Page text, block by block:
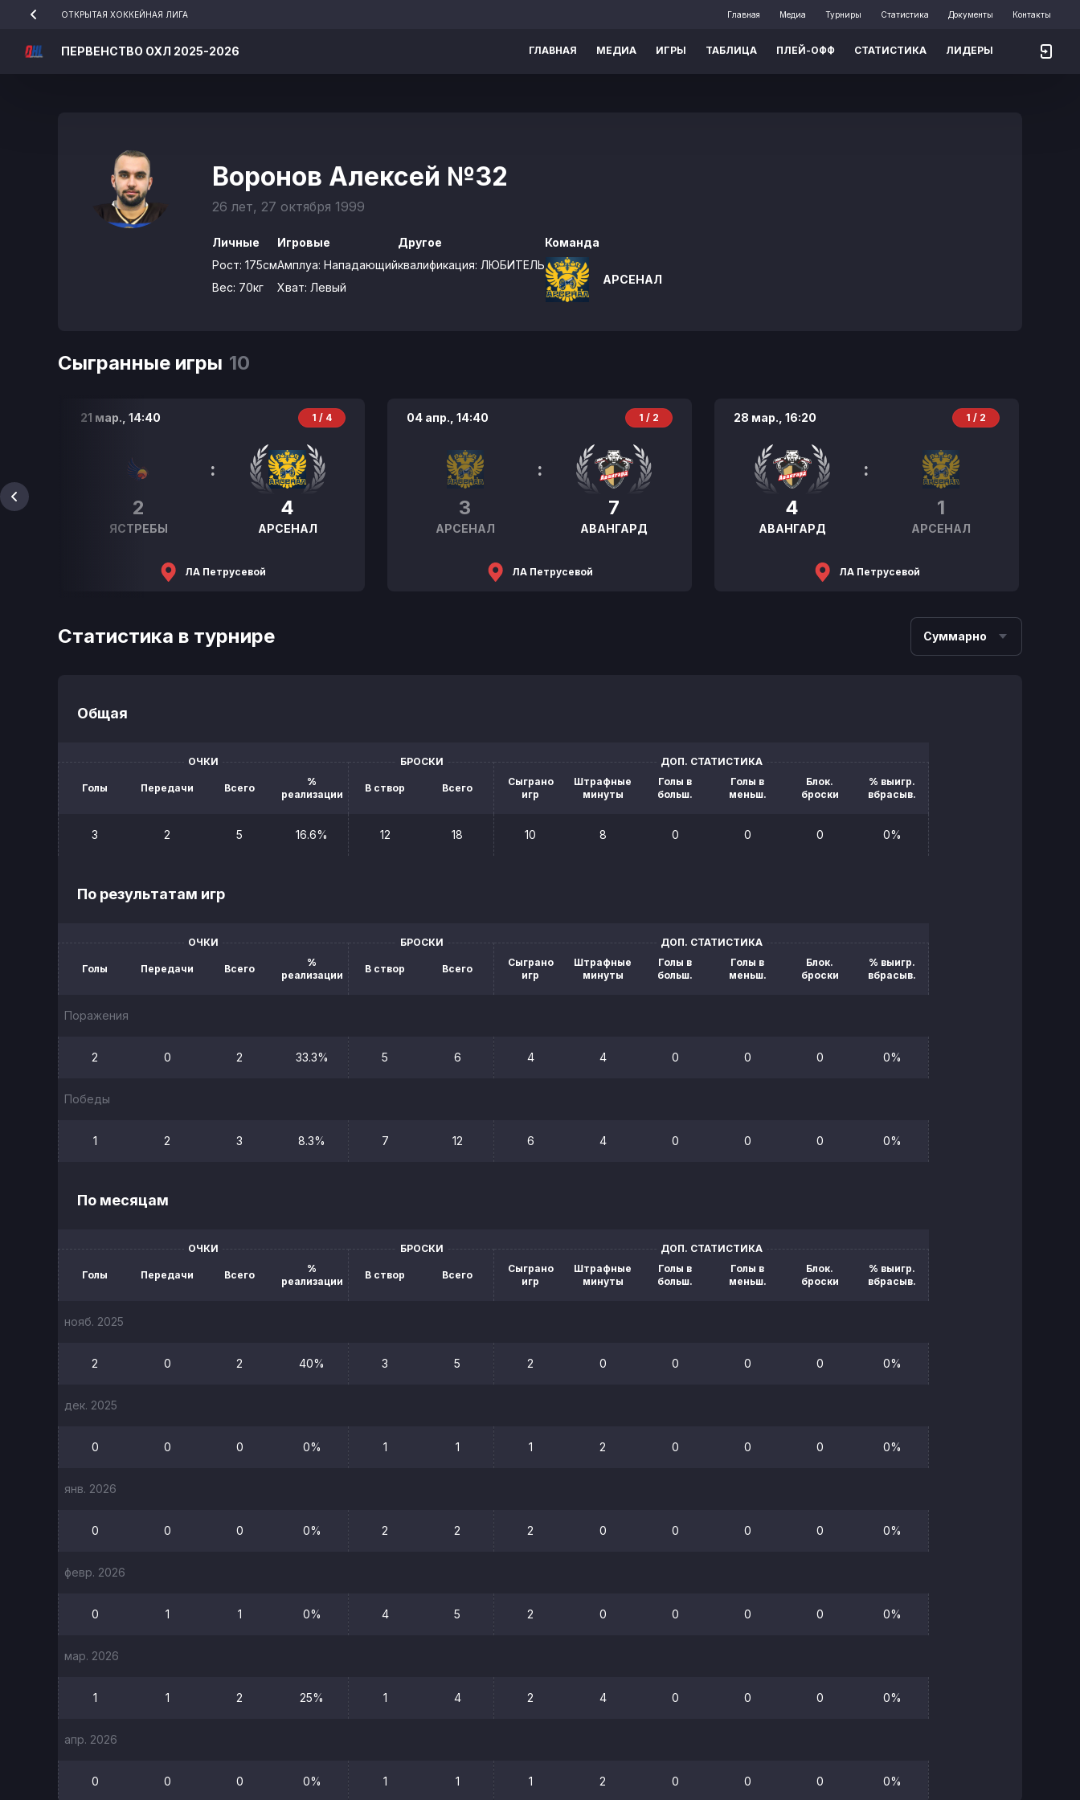
ОТКРЫТАЯ ХОККЕЙНАЯ ЛИГА Главная Медиа Турниры Статистика Документы Контакты
ПЕРВЕНСТВО ОХЛ 2025-2026 ГЛАВНАЯ МЕДИА ИГРЫ ТАБЛИЦА ПЛЕЙ-ОФФ СТАТИСТИКА ЛИДЕРЫ
Воронов Алексей №32
26 лет, 27 октября 1999
Личные
Рост: 175см
Вес: 70кг
Игровые
Амплуа: Нападающий
Хват: Левый
Другое
квалификация: ЛЮБИТЕЛЬ
Команда
АРСЕНАЛ
Сыгранные игры 10
21 мар., 14:40 1 / 4
2
ЯСТРЕБЫ
:
4
АРСЕНАЛ
ЛА Петрусевой
04 апр.,14:40 1 / 2
3
АРСЕНАЛ
:
7
АВАНГАРД
ЛА Петрусевой
28 мар., 16:20 1 / 2
4
АВАНГАРД
:
1
АРСЕНАЛ
ЛА Петрусевой
Статистика в турнире Суммарно
Общая
ОЧКИ
Голы Передачи Всего
%
реализации
БРОСКИ
В створ Всего
ДОП. СТАТИСТИКА
Сыграно
игр
Штрафные
минуты
Голы в
больш.
Голы в
меньш.
Блок.
броски
% выигр.
вбрасыв.
3 2 5 16.6% 12 18 10 8 0 0 0 0%
По результатам игр
ОЧКИ
Голы Передачи Всего
%
реализации
БРОСКИ
В створ Всего
ДОП. СТАТИСТИКА
Сыграно
игр
Штрафные
минуты
Голы в
больш.
Голы в
меньш.
Блок.
броски
% выигр.
вбрасыв.
Поражения
2 0 2 33.3% 5 6 4 4 0 0 0 0%
Победы
1 2 3 8.3% 7 12 6 4 0 0 0 0%
По месяцам
ОЧКИ
Голы Передачи Всего
%
реализации
БРОСКИ
В створ Всего
ДОП. СТАТИСТИКА
Сыграно
игр
Штрафные
минуты
Голы в
больш.
Голы в
меньш.
Блок.
броски
% выигр.
вбрасыв.
нояб. 2025
2 0 2 40% 3 5 2 0 0 0 0 0%
дек. 2025
0 0 0 0% 1 1 1 2 0 0 0 0%
янв. 2026
0 0 0 0% 2 2 2 0 0 0 0 0%
февр. 2026
0 1 1 0% 4 5 2 0 0 0 0 0%
мар. 2026
1 1 2 25% 1 4 2 4 0 0 0 0%
апр. 2026
0 0 0 0% 1 1 1 2 0 0 0 0%